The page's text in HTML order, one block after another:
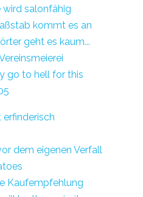
salonfähig
kommt es an
geht es kaum...
go to hell for this
dem eigenen Verfall
Kaufempfehlung